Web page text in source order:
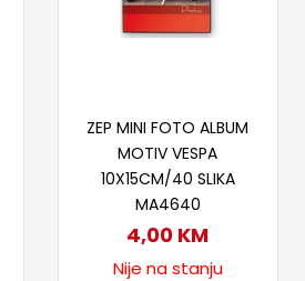
ZEP MINI FOTO ALBUM
MOTIV VESPA
10X15CM/40 SLIKA
MA4640
4,00 KM
Nije na stanju